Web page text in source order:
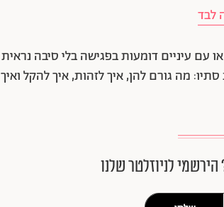
לבד
עיניים דומעות בפגישה בלי סיבה נראית
מה גורם להן, איך לזהות, איך להקל ואיך
לניוזלטר שלנו